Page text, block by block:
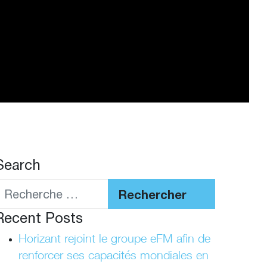
Posts
Horizant rejoint le groupe eFM afin de
renforcer ses capacités mondiales en